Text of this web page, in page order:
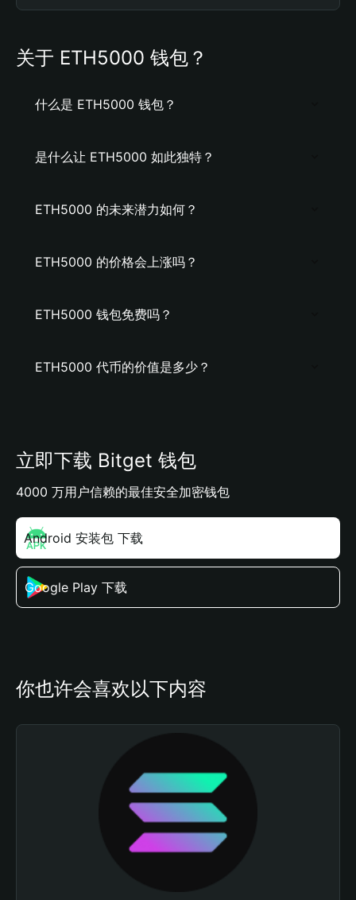
关于 ETH5000 钱包？
什么是 ETH5000 钱包？
是什么让 ETH5000 如此独特？
ETH5000 的未来潜力如何？
ETH5000 的价格会上涨吗？
ETH5000 钱包免费吗？
ETH5000 代币的价值是多少？
立即下载 Bitget 钱包
4000 万用户信赖的最佳安全加密钱包
Android 安装包 下载
Google Play 下载
你也许会喜欢以下内容